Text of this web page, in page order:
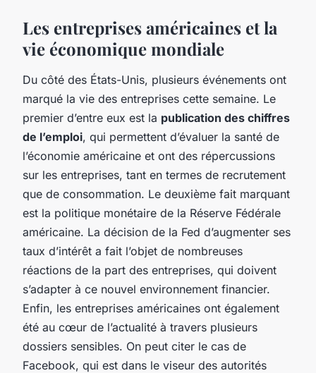
Les entreprises américaines et la
vie économique mondiale
Du côté des États-Unis, plusieurs événements ont
marqué la vie des entreprises cette semaine. Le
premier d’entre eux est la publication des chiffres
de l’emploi, qui permettent d’évaluer la santé de
l’économie américaine et ont des répercussions
sur les entreprises, tant en termes de recrutement
que de consommation. Le deuxième fait marquant
est la politique monétaire de la Réserve Fédérale
américaine. La décision de la Fed d’augmenter ses
taux d’intérêt a fait l’objet de nombreuses
réactions de la part des entreprises, qui doivent
s’adapter à ce nouvel environnement financier.
Enfin, les entreprises américaines ont également
été au cœur de l’actualité à travers plusieurs
dossiers sensibles. On peut citer le cas de
Facebook, qui est dans le viseur des autorités